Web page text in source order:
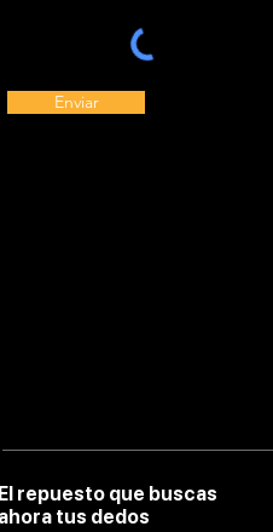
Enviar
repuesto que buscas
tus dedos